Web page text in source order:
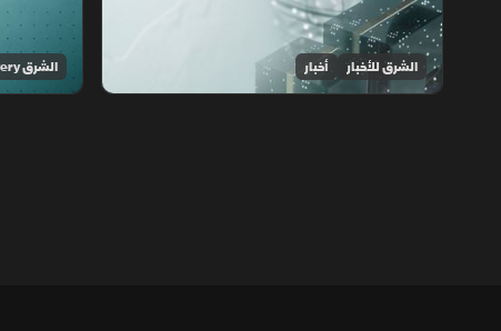
الشرق للأخبار أخبار الشرق Discovery